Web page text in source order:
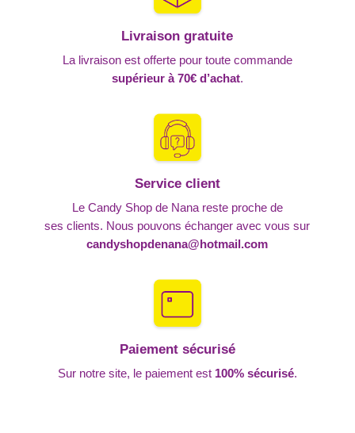
Livraison gratuite
La livraison est offerte pour toute commande
supérieur à 70€ d’achat.
Service client
Le Candy Shop de Nana reste proche de
ses clients. Nous pouvons échanger avec vous sur
candyshopdenana@hotmail.com
Paiement sécurisé
Sur notre site, le paiement est 100% sécurisé.